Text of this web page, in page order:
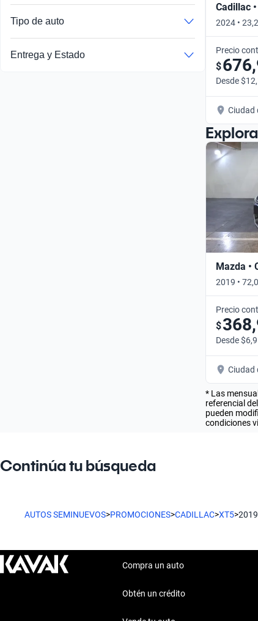
Tipo de auto
Entrega y Estado
Cadillac
2024 •
Precio
$
Desde
Ciudad
Mazda •
2019 •
Precio
$
Desde
Ciudad
* Las
referencial
pueden
condiciones
Continúa tu búsqueda
AUTOS SEMINUEVOS>PROMOCIONES>CADILLAC>XT5>2019
Compra un auto
Obtén un crédito